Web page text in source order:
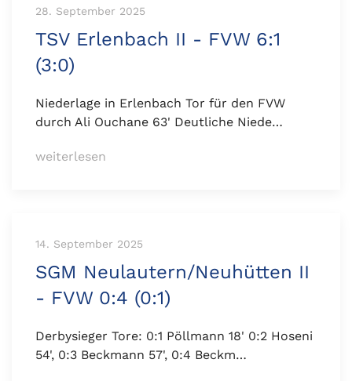
28. September 2025
TSV Erlenbach II - FVW 6:1
(3:0)
Niederlage in Erlenbach Tor für den FVW
durch Ali Ouchane 63' Deutliche Niede…
weiterlesen
14. September 2025
SGM Neulautern/Neuhütten II
- FVW 0:4 (0:1)
Derbysieger Tore: 0:1 Pöllmann 18' 0:2 Hoseni
54', 0:3 Beckmann 57', 0:4 Beckm…